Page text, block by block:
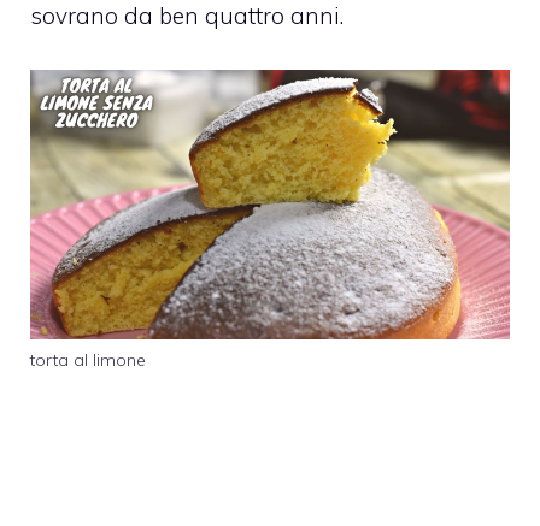
sovrano da ben quattro anni.
torta al limone